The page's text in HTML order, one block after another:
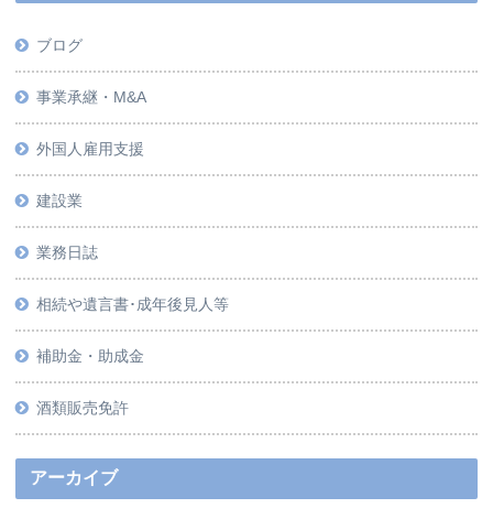
ブログ
事業承継・M&A
外国人雇用支援
建設業
業務日誌
相続や遺言書･成年後見人等
補助金・助成金
酒類販売免許
アーカイブ